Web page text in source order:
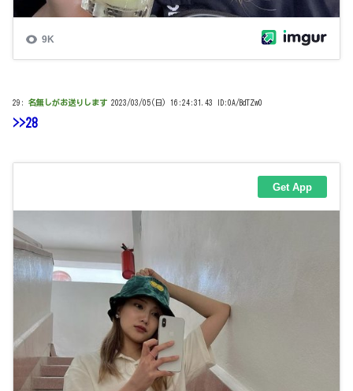
29: 名無しがお送りします 2023/03/05(日) 16:24:31.43 ID:0A/BdTZw0
>>28